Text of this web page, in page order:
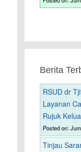
Berita
RSUD dr
Layanan
Rujuk
Posted on:
Tinjau